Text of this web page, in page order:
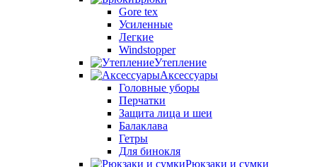
Gore tex
Усиленные
Легкие
Windstopper
Утепление
Аксессуары
Головные уборы
Перчатки
Защита лица и шеи
Балаклава
Гетры
Для бинокля
Рюкзаки и сумки